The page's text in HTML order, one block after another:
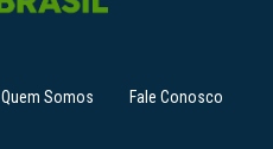
Quem Somos Fale Conosco